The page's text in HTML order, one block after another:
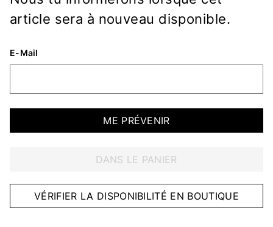
article sera à nouveau disponible.
E-Mail
ME PRÉVENIR
DANS LE PANIER
VÉRIFIER LA DISPONIBILITÉ EN BOUTIQUE